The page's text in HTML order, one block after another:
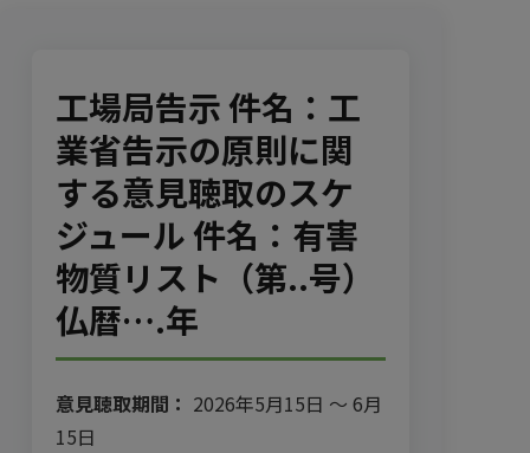
工場局告示 件名：工
業省告示の原則に関
する意見聴取のスケ
ジュール 件名：有害
物質リスト（第..号）
仏暦….年
意見聴取期間： 2026年5月15日 ～ 6月
15日